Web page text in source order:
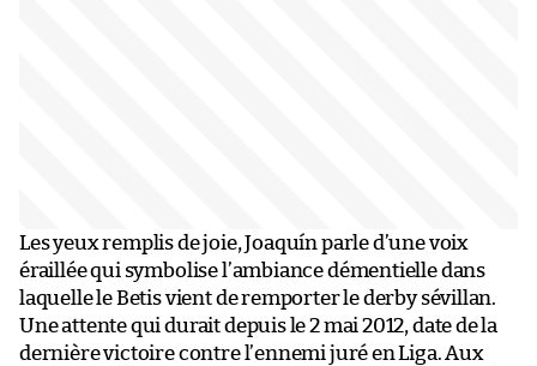
Les yeux remplis de joie, Joaquín parle d’une voix
éraillée qui symbolise l’ambiance démentielle dans
laquelle le Betis vient de remporter le derby sévillan.
Une attente qui durait depuis le 2 mai 2012, date de la
dernière victoire contre l’ennemi juré en Liga. Aux